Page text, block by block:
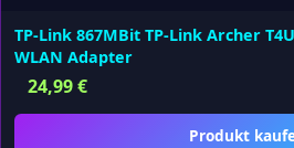
TP-Link 867MBit TP-Link Archer
WLAN Adapter
24,99€
Produkt